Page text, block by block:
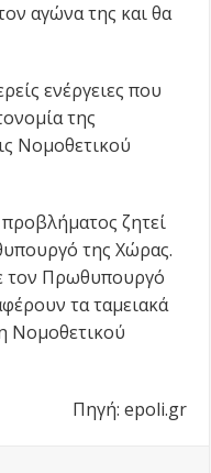
αγώνα της και θα
ενέργειες που
της
Νομοθετικού
ζητεί
της Χώρας.
τον Πρωθυπουργό
τα ταμειακά
Νομοθετικού
Πηγή: epoli.gr